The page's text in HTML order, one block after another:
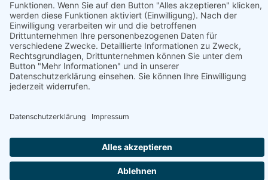
© 2026 www.sonnenschutz-sonnenklar.info